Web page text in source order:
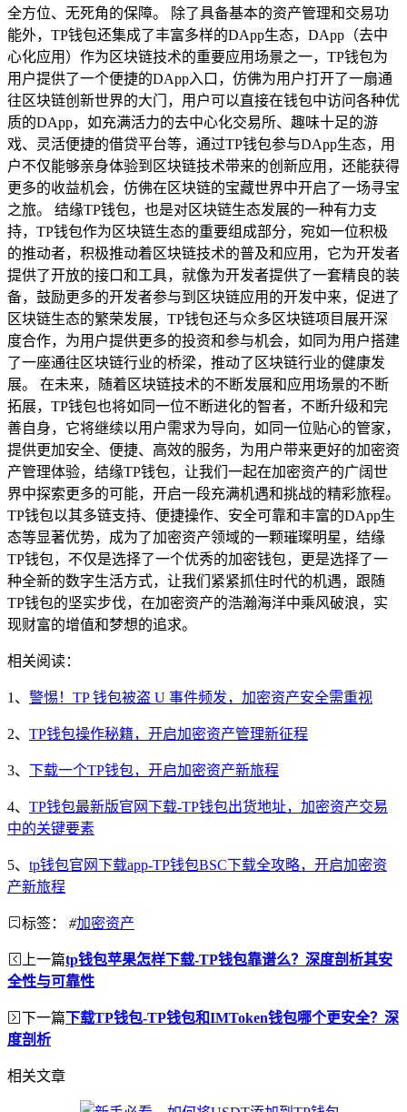
全方位、无死角的保障。 除了具备基本的资产管理和交易功
能外，TP钱包还集成了丰富多样的DApp生态，DApp（去中
心化应用）作为区块链技术的重要应用场景之一，TP钱包为
用户提供了一个便捷的DApp入口，仿佛为用户打开了一扇通
往区块链创新世界的大门，用户可以直接在钱包中访问各种优
质的DApp，如充满活力的去中心化交易所、趣味十足的游
戏、灵活便捷的借贷平台等，通过TP钱包参与DApp生态，用
户不仅能够亲身体验到区块链技术带来的创新应用，还能获得
更多的收益机会，仿佛在区块链的宝藏世界中开启了一场寻宝
之旅。 结缘TP钱包，也是对区块链生态发展的一种有力支
持，TP钱包作为区块链生态的重要组成部分，宛如一位积极
的推动者，积极推动着区块链技术的普及和应用，它为开发者
提供了开放的接口和工具，就像为开发者提供了一套精良的装
备，鼓励更多的开发者参与到区块链应用的开发中来，促进了
区块链生态的繁荣发展，TP钱包还与众多区块链项目展开深
度合作，为用户提供更多的投资和参与机会，如同为用户搭建
了一座通往区块链行业的桥梁，推动了区块链行业的健康发
展。 在未来，随着区块链技术的不断发展和应用场景的不断
拓展，TP钱包也将如同一位不断进化的智者，不断升级和完
善自身，它将继续以用户需求为导向，如同一位贴心的管家，
提供更加安全、便捷、高效的服务，为用户带来更好的加密资
产管理体验，结缘TP钱包，让我们一起在加密资产的广阔世
界中探索更多的可能，开启一段充满机遇和挑战的精彩旅程。
TP钱包以其多链支持、便捷操作、安全可靠和丰富的DApp生
态等显著优势，成为了加密资产领域的一颗璀璨明星，结缘
TP钱包，不仅是选择了一个优秀的加密钱包，更是选择了一
种全新的数字生活方式，让我们紧紧抓住时代的机遇，跟随
TP钱包的坚实步伐，在加密资产的浩瀚海洋中乘风破浪，实
现财富的增值和梦想的追求。
相关阅读：
1、 警惕！TP 钱包被盗 U 事件频发，加密资产安全需重视
2、 TP钱包操作秘籍，开启加密资产管理新征程
3、 下载一个TP钱包，开启加密资产新旅程
4、 TP钱包最新版官网下载-TP钱包出货地址，加密资产交易
中的关键要素
5、 tp钱包官网下载app-TP钱包BSC下载全攻略，开启加密资
产新旅程
标签： #加密资产
上一篇tp钱包苹果怎样下载-TP钱包靠谱么？深度剖析其安
全性与可靠性
下一篇下载TP钱包-TP钱包和IMToken钱包哪个更安全？深
度剖析
相关文章